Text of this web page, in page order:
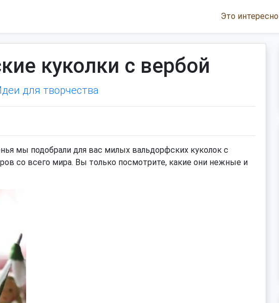
Это интересно
куколки с вербой
для творчества
мы подобрали для вас милых вальдорфских куколок с
со всего мира. Вы только посмотрите, какие они нежные и